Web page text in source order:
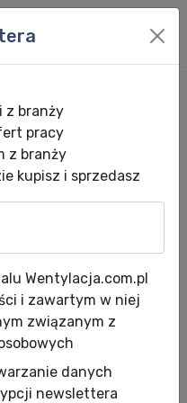
krok po
na budowę domu.
z branży
pracy
z branży
kupisz i sprzedasz
Wentylacja.com.pl
i zawartym w niej
związanym z
danych
newslettera